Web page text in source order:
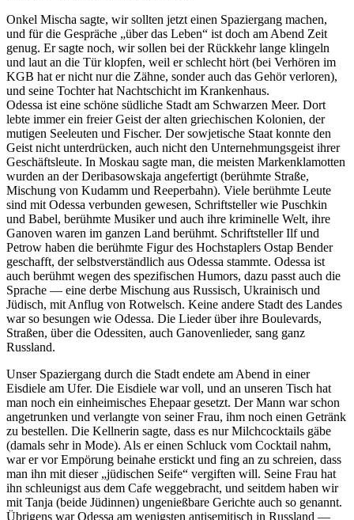
Onkel Mischa sagte, wir sollten jetzt einen Spaziergang machen,
und für die Gespräche
über das Leben
ist doch am Abend Zeit
genug. Er sagte noch, wir sollen bei der Rückkehr lange klingeln
und laut an die Tür klopfen, weil er schlecht hört (bei Verhören im
KGB hat er nicht nur die Zähne, sonder auch das Gehör verloren),
und seine Tochter hat Nachtschicht im Krankenhaus.
Odessa ist eine schöne südliche Stadt am Schwarzen Meer. Dort
lebte immer ein freier Geist der alten griechischen Kolonien, der
mutigen Seeleuten und Fischer. Der sowjetische Staat konnte den
Geist nicht unterdrücken, auch nicht den Unternehmungsgeist ihrer
Geschäftsleute. In Moskau sagte man, die meisten Markenklamotten
wurden an der Deribasowskaja angefertigt (berühmte Straße,
Mischung von Kudamm und Reeperbahn). Viele berühmte Leute
sind mit Odessa verbunden gewesen, Schriftsteller wie Puschkin
und Babel, berühmte Musiker und auch ihre kriminelle Welt, ihre
Ganoven waren im ganzen Land berühmt. Schriftsteller Ilf und
Petrow haben die berühmte Figur des Hochstaplers Ostap Bender
geschafft, der selbstverständlich aus Odessa stammte. Odessa ist
auch berühmt wegen des spezifischen Humors, dazu passt auch die
Sprache — eine derbe Mischung aus Russisch, Ukrainisch und
Jüdisch, mit Anflug von Rotwelsch. Keine andere Stadt des Landes
war so besungen wie Odessa. Die Lieder über ihre Boulevards,
Straßen, über die Odessiten, auch Ganovenlieder, sang ganz
Russland.
Unser Spaziergang durch die Stadt endete am Abend in einer
Eisdiele am Ufer. Die Eisdiele war voll, und an unseren Tisch hat
man noch ein einheimisches Ehepaar gesetzt. Der Mann war schon
angetrunken und verlangte von seiner Frau, ihm noch einen Getränk
zu bestellen. Die Kellnerin sagte, dass es nur Milchcocktails gäbe
(damals sehr in Mode). Als er einen Schluck vom Cocktail nahm,
war er vor Empörung beinahe erstickt und fing an zu schreien, dass
man ihn mit dieser jüdischen Seife
vergiften will. Seine Frau hat
ihn schleunigst aus dem Cafe weggebracht, und seitdem haben wir
mit Tanja (beide Jüdinnen) ungenießbare Gerichte auch so genannt.
Übrigens war Odessa am wenigsten antisemitisch in Russland —